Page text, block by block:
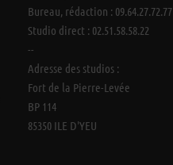
Bureau, rédaction : 09.64.27.72.77
Studio direct : 02.51.58.58.22
--
Adresse des studios :
Fort de la Pierre-Levée
BP 114
85350 ILE D'YEU